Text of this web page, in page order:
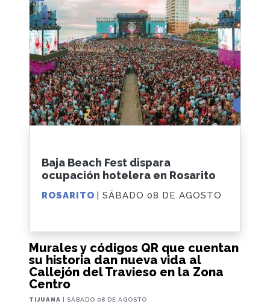
Murales y códigos QR que cuentan
su historia dan nueva vida al
Callejón del Travieso en la Zona
Centro
TIJUANA | SÁBADO 08 DE AGOSTO
Baja Beach Fest dispara
ocupación hotelera en Rosarito
ROSARITO | SÁBADO 08 DE AGOSTO